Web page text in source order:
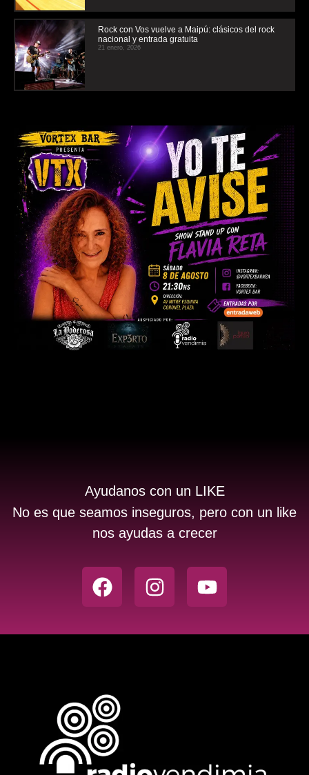
Rock con Vos vuelve a Maipú: clásicos del rock
nacional y entrada gratuita
21 enero, 2026
Ayudanos con un LIKE
No es que seamos inseguros, pero con un like
nos ayudas a crecer